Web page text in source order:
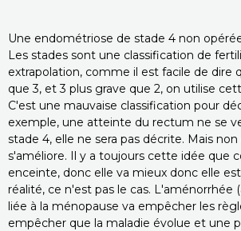
Une endométriose de stade 4 non
Les stades sont une classification de
extrapolation, comme il est facile de dire
que 3, et 3 plus grave que 2, on utilise
C'est une mauvaise classification pour
exemple, une atteinte du rectum ne se
stade 4, elle ne sera pas décrite. Mais
s'améliore. Il y a toujours cette idée que
enceinte, donc elle va mieux donc elle
réalité, ce n'est pas le cas. L'aménorrhée
liée à la ménopause va empêcher les
empêcher que la maladie évolue et une